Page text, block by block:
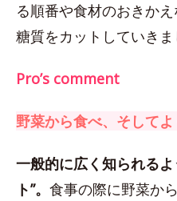
る順番や食材のおきか
糖質をカットしていきま
Pro’s comment
野菜から食べ、そしてよ
一般的に広く知られる
ト”。 食事の際に野菜か